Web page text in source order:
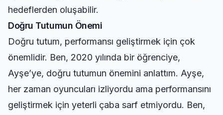
hedeflerden oluşabilir.
Doğru Tutumun Önemi
Doğru tutum, performansı geliştirmek için çok
önemlidir. Ben, 2020 yılında bir öğrenciye,
Ayşe’ye, doğru tutumun önemini anlattım. Ayşe,
her zaman oyuncuları izliyordu ama performansını
geliştirmek için yeterli çaba sarf etmiyordu. Ben,